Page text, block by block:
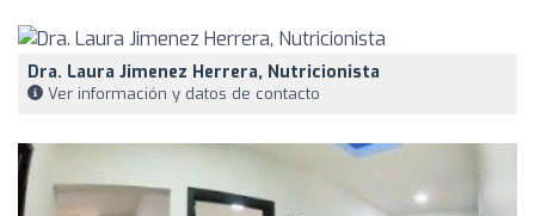
Dra. Laura Jimenez Herrera, Nutricionista
Ver información y datos de contacto